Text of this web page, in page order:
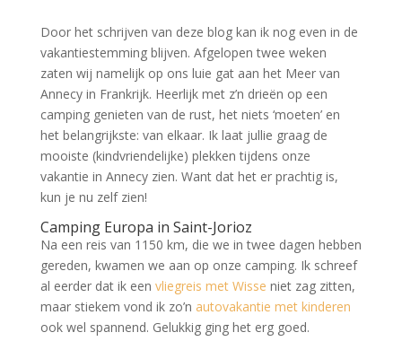
Door het schrijven van deze blog kan ik nog even in de
vakantiestemming blijven. Afgelopen twee weken
zaten wij namelijk op ons luie gat aan het Meer van
Annecy in Frankrijk. Heerlijk met z’n drieën op een
camping genieten van de rust, het niets ‘moeten’ en
het belangrijkste: van elkaar. Ik laat jullie graag de
mooiste (kindvriendelijke) plekken tijdens onze
vakantie in Annecy zien. Want dat het er prachtig is,
kun je nu zelf zien!
Camping Europa in Saint-Jorioz
Na een reis van 1150 km, die we in twee dagen hebben
gereden, kwamen we aan op onze camping. Ik schreef
al eerder dat ik een vliegreis met Wisse niet zag zitten,
maar stiekem vond ik zo’n autovakantie met kinderen
ook wel spannend. Gelukkig ging het erg goed.